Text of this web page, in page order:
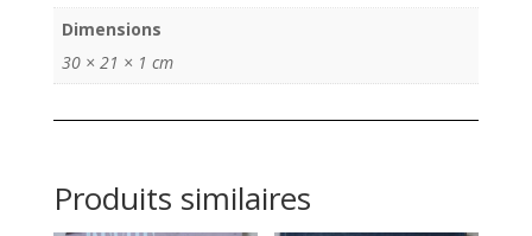
Dimensions
30 × 21 × 1 cm
Produits similaires